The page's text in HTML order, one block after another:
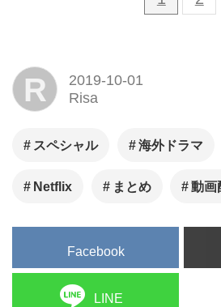
R
2019-10-01
Risa
スペシャル 海外ドラマ
Netflix まとめ 動画
Facebook
LINE